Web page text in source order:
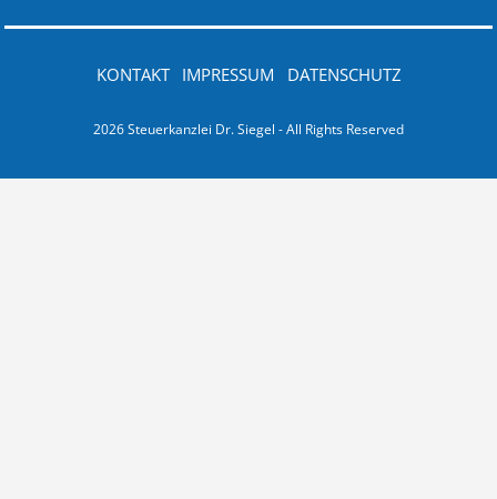
2026 Steuerkanzlei Dr. Siegel - All Rights Reserved
KONTAKT IMPRESSUM DATENSCHUTZ